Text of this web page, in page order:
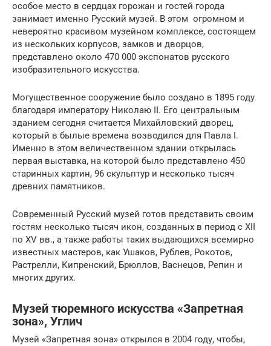
особое место в сердцах горожан и гостей города
занимает именно Русский музей. В этом огромном и
невероятно красивом музейном комплексе, состоящем
из нескольких корпусов, замков и дворцов,
представлено около 470 000 экспонатов русского
изобразительного искусства.
Могущественное сооружение было создано в 1895 году
благодаря императору Николаю II. Его центральным
зданием сегодня считается Михайловский дворец,
который в былые времена возводился для Павла I.
Именно в этом величественном здании открылась
первая выставка, на которой было представлено 450
старинных картин, 96 скульптур и несколько тысяч
древних памятников.
Современный Русский музей готов представить своим
гостям несколько тысяч икон, созданных в период с XII
по XV вв., а также работы таких выдающихся всемирно
известных мастеров, как Ушаков, Рублев, Рокотов,
Растрелли, Кипренский, Брюллов, Васнецов, Репин и
многих других.
Музей тюремного искусства «Запретная
зона», Углич
Музей «Запретная зона» открылся в 2004 году, чтобы,